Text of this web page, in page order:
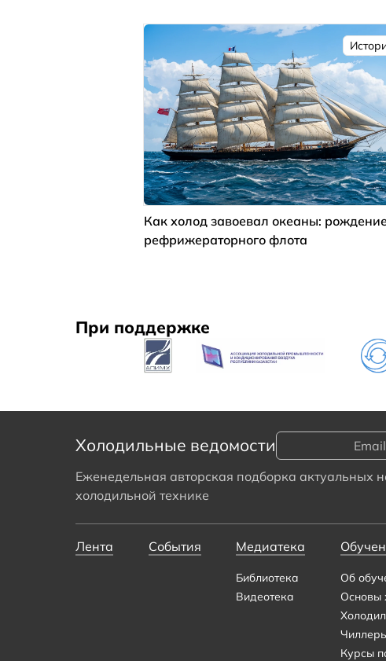
Как холод завоевал океаны:
рефрижераторного флота
При поддержке
Холодильные ведомости
Еженедельная авторская подборка актуальных
холодильной технике
Лента События Медиатека
Библиотека
Видеотека
Об
Основы
Курсы